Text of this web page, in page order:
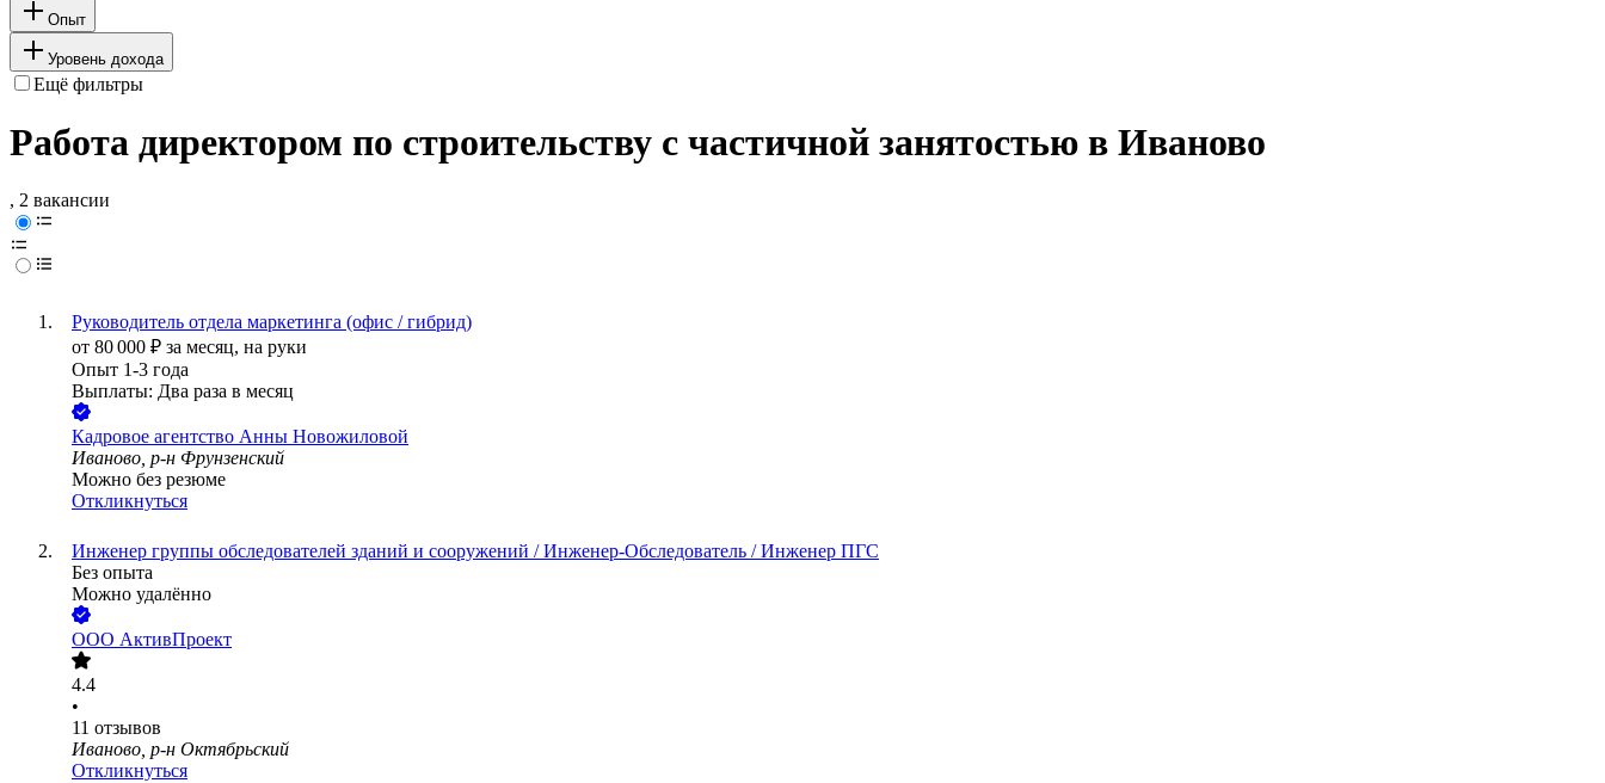
Опыт
Уровень дохода
Ещё фильтры
Работа директором по строительству с частичной занятостью в Иваново
, 2 вакансии
Руководитель отдела маркетинга (офис / гибрид)
от 80 000 ₽ за месяц, на руки
Опыт 1-3 года
Выплаты: Два раза в месяц
Кадровое агентство Анны Новожиловой
Иваново, р-н Фрунзенский
Можно без резюме
Откликнуться
Инженер группы обследователей зданий и сооружений / Инженер-Обследователь / Инженер ПГС
Без опыта
Можно удалённо
ООО АктивПроект
4.4
•
11 отзывов
Иваново, р-н Октябрьский
Откликнуться